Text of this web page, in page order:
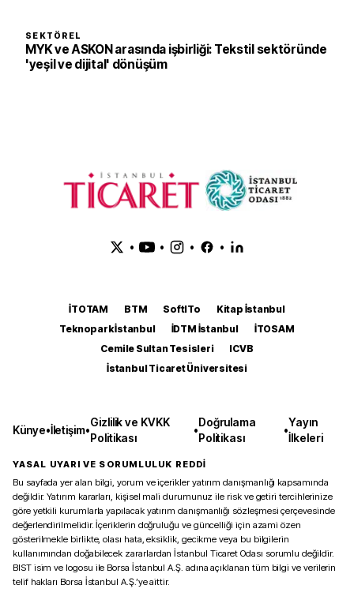
SEKTÖREL
MYK ve ASKON arasında işbirliği: Tekstil sektöründe
'yeşil ve dijital' dönüşüm
• • • •
İTOTAM BTM SoftITo
Kitap İstanbul
Teknopark İstanbul
İDTM İstanbul
İTOSAM
Cemile Sultan Tesisleri
ICVB
İstanbul Ticaret Üniversitesi
Künye•İletişim•
Gizlilik ve KVKK
Politikası
•
Doğrulama
Politikası
•
Yayın
İlkeleri
YASAL UYARI VE SORUMLULUK REDDİ
Bu sayfada yer alan bilgi, yorum ve içerikler yatırım danışmanlığı kapsamında
değildir. Yatırım kararları, kişisel mali durumunuz ile risk ve getiri tercihlerinize
göre yetkili kurumlarla yapılacak yatırım danışmanlığı sözleşmesi çerçevesinde
değerlendirilmelidir. İçeriklerin doğruluğu ve güncelliği için azami özen
gösterilmekle birlikte, olası hata, eksiklik, gecikme veya bu bilgilerin
kullanımından doğabilecek zararlardan İstanbul Ticaret Odası sorumlu değildir.
BIST isim ve logosu ile Borsa İstanbul A.Ş. adına açıklanan tüm bilgi ve verilerin
telif hakları Borsa İstanbul A.Ş.’ye aittir.